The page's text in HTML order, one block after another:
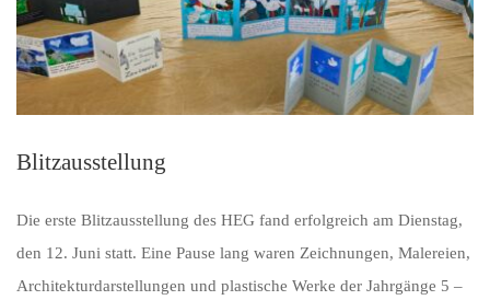
Blitzausstellung
Die erste Blitzausstellung des HEG fand erfolgreich am Dienstag,
den 12. Juni statt. Eine Pause lang waren Zeichnungen, Malereien,
Architekturdarstellungen und plastische Werke der Jahrgänge 5 –